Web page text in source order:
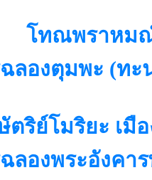
โทณพราหม
ลองตุมพะ (ทะ
ตริย์โมริยะ เมื
ลองพระอังคา